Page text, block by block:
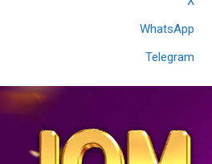
WhatsApp
Telegram